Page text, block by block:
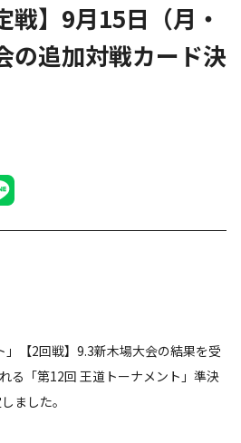
戦】9月15日（月・
の追加対戦カード決
」【2回戦】9.3新木場大会の結果を受
る「第12回 王道トーナメント」準決
ました。